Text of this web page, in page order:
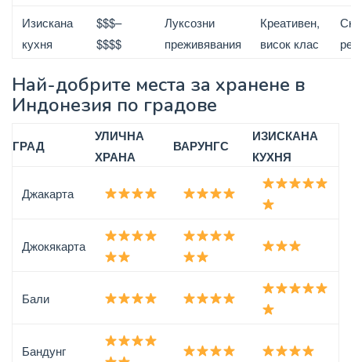
Изискана
кухня
$$$–
$$$$
Луксозни
преживявания
Креативен,
висок клас
Най-добрите места за хранене в
Индонезия по градове
ГРАД
УЛИЧНА
ХРАНА
ВАРУНГС
ИЗИСКАНА
КУХНЯ
Джакарта
Джокякарта
Бали
Бандунг